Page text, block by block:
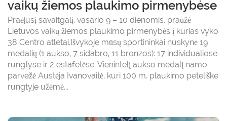
vaikų žiemos plaukimo pirmenybėse
Praėjusį savaitgalį, vasario 9 – 10 dienomis, praūžė
Lietuvos vaikų žiemos plaukimo pirmenybės į kurias vyko
38 Centro atletai.Išvykoje mūsų sportininkai nuskynė 19
medalių (1 aukso, 7 sidabro, 11 bronzos): 17 individualiose
rungtyse ir 2 estafetėse. Vienintelį aukso medalį namo
parvežė Austėja Ivanovaitė, kuri 100 m. plaukimo peteliške
rungtyje užėmė...